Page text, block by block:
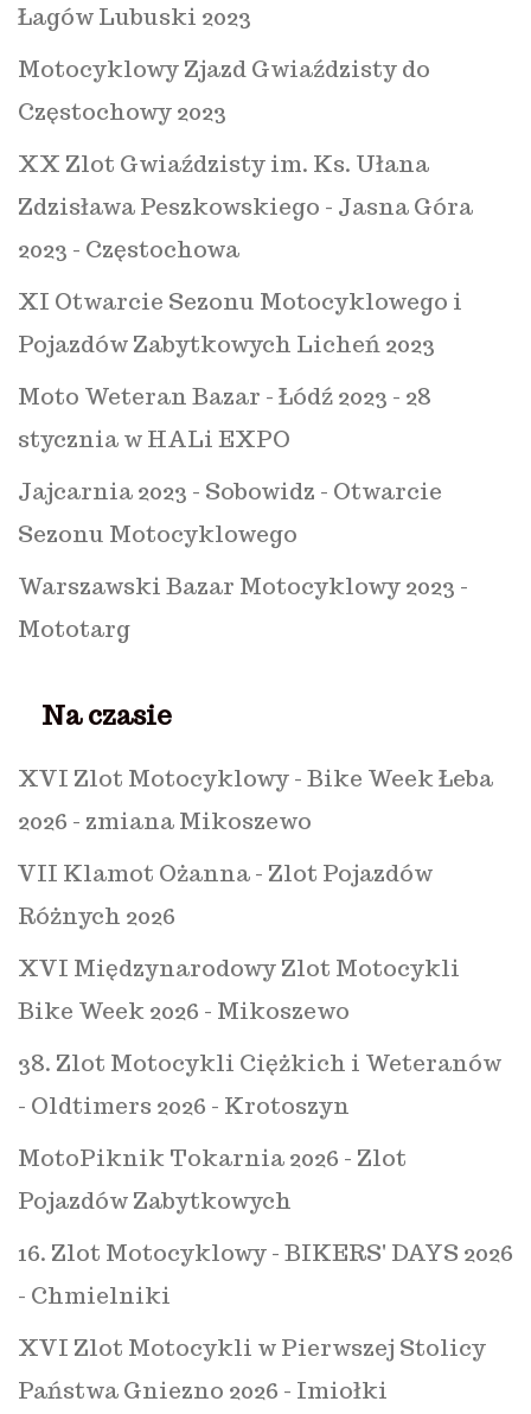
Łagów Lubuski 2023
Motocyklowy Zjazd Gwiaździsty do
Częstochowy 2023
XX Zlot Gwiaździsty im. Ks. Ułana
Zdzisława Peszkowskiego - Jasna Góra
2023 - Częstochowa
XI Otwarcie Sezonu Motocyklowego i
Pojazdów Zabytkowych Licheń 2023
Moto Weteran Bazar - Łódź 2023 - 28
stycznia w HALi EXPO
Jajcarnia 2023 - Sobowidz - Otwarcie
Sezonu Motocyklowego
Warszawski Bazar Motocyklowy 2023 -
Mototarg
Na czasie
XVI Zlot Motocyklowy - Bike Week Łeba
2026 - zmiana Mikoszewo
VII Klamot Ożanna - Zlot Pojazdów
Różnych 2026
XVI Międzynarodowy Zlot Motocykli
Bike Week 2026 - Mikoszewo
38. Zlot Motocykli Ciężkich i Weteranów
- Oldtimers 2026 - Krotoszyn
MotoPiknik Tokarnia 2026 - Zlot
Pojazdów Zabytkowych
16. Zlot Motocyklowy - BIKERS' DAYS 2026
- Chmielniki
XVI Zlot Motocykli w Pierwszej Stolicy
Państwa Gniezno 2026 - Imiołki